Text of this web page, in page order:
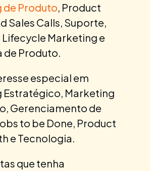
de Produto, Product
Sales Calls, Suporte,
Marketing e
de Produto.
especial em
Estratégico, Marketing
Gerenciamento de
to be Done, Product
e Tecnologia.
que tenha